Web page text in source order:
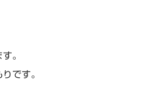
。
です。